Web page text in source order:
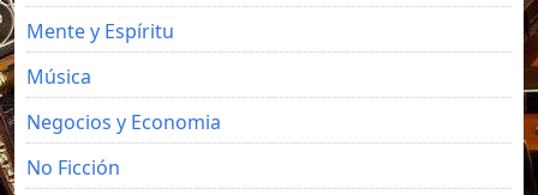
Mente y Espíritu
Música
Negocios y Economia
No Ficción